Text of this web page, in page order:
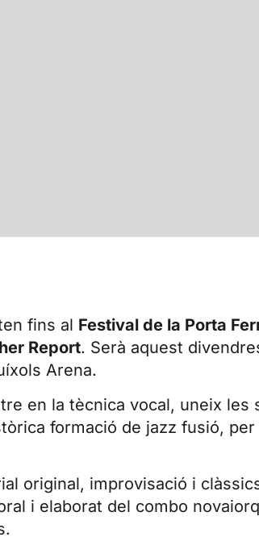
fins al Festival de la Porta
Report. Serà aquest
Arena.
en la tècnica vocal, uneix les
formació de jazz fusió,
original, improvisació i
i elaborat del combo